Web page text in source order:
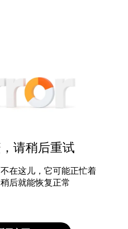
请稍后重试
在这儿，它可能正忙着
后就能恢复正常